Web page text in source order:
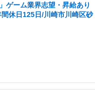
ゲーム業界志望・昇給あり
間休日125日/川崎市川崎区砂